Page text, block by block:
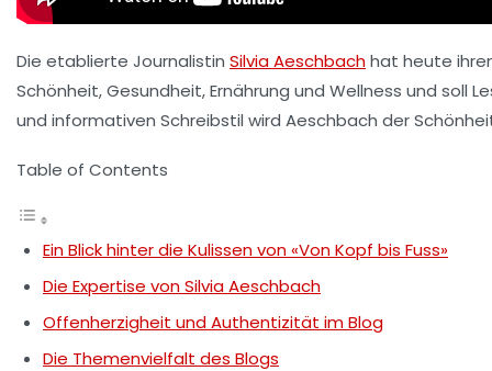
Die etablierte Journalistin Silvia Aeschbachhat heute
Schönheit,Gesundheit,Ernährung und Wellness und soll
und informativen Schreibstil wird Aeschbach der
Table of Contents
Ein Blick hinter die Kulissen von «Von Kopf bis Fuss»
Die Expertise von Silvia Aeschbach
Offenherzigheit und Authentizität im Blog
Die Themenvielfalt des Blogs